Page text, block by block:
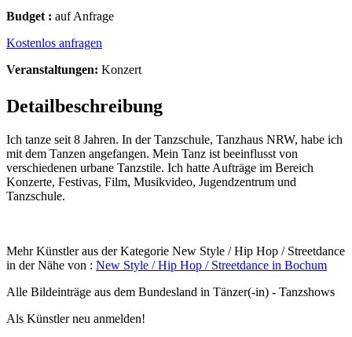
Budget : auf Anfrage
Kostenlos anfragen
Veranstaltungen: Konzert
Detailbeschreibung
Ich tanze seit 8 Jahren. In der Tanzschule, Tanzhaus NRW, habe ich
mit dem Tanzen angefangen. Mein Tanz ist beeinflusst von
verschiedenen urbane Tanzstile. Ich hatte Aufträge im Bereich
Konzerte, Festivas, Film, Musikvideo, Jugendzentrum und
Tanzschule.
Mehr Künstler aus der Kategorie New Style / Hip Hop / Streetdance
in der Nähe von : New Style / Hip Hop / Streetdance in Bochum
Alle Bildeinträge aus dem Bundesland in Tänzer(-in) - Tanzshows
Als Künstler neu anmelden!